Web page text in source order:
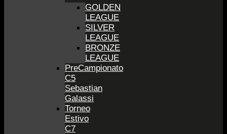
GOLDEN
LEAGUE
SILVER
LEAGUE
BRONZE
LEAGUE
PreCampionato
C5
Sebastian
Galassi
Torneo
Estivo
C7